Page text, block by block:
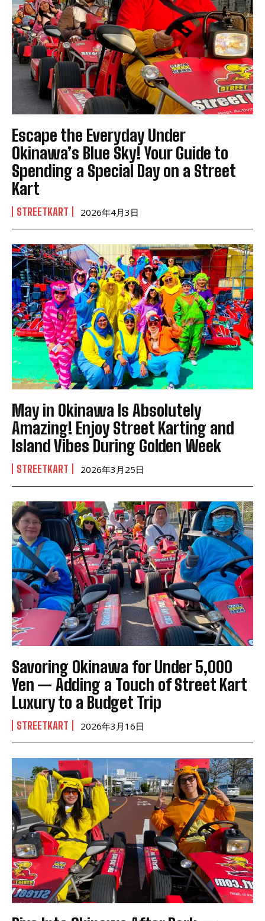
Escape the Everyday Under
Okinawa’s Blue Sky! Your Guide to
Spending a Special Day on a Street
Kart
STREETKART 2026年4月3日
May in Okinawa Is Absolutely
Amazing! Enjoy Street Karting and
Island Vibes During Golden Week
STREETKART 2026年3月25日
Savoring Okinawa for Under 5,000
Yen — Adding a Touch of Street Kart
Luxury to a Budget Trip
STREETKART 2026年3月16日